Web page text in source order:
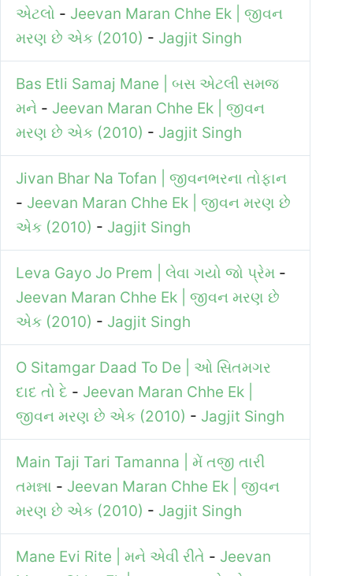
એટલો - Jeevan Maran Chhe Ek | જીવન
મરણ છે એક (2010) - Jagjit Singh
Bas Etli Samaj Mane | બસ એટલી સમજ
મને - Jeevan Maran Chhe Ek | જીવન
મરણ છે એક (2010) - Jagjit Singh
Jivan Bhar Na Tofan | જીવનભરના તોફાન
- Jeevan Maran Chhe Ek | જીવન મરણ છે
એક (2010) - Jagjit Singh
Leva Gayo Jo Prem | લેવા ગયો જો પ્રેમ -
Jeevan Maran Chhe Ek | જીવન મરણ છે
એક (2010) - Jagjit Singh
O Sitamgar Daad To De | ઓ સિતમગર
દાદ તો દે - Jeevan Maran Chhe Ek |
જીવન મરણ છે એક (2010) - Jagjit Singh
Main Taji Tari Tamanna | મેં તજી તારી
તમન્ના - Jeevan Maran Chhe Ek | જીવન
મરણ છે એક (2010) - Jagjit Singh
Mane Evi Rite | મને એવી રીતે - Jeevan